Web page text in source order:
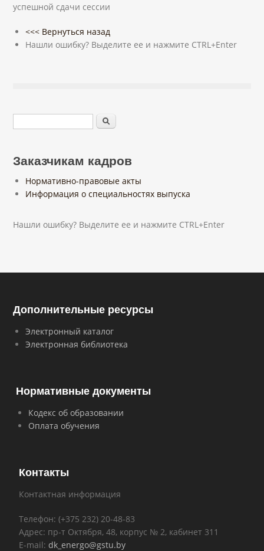
успешной сдачи сессии
<<< Вернуться назад
Нашли ошибку? Выделите ее и нажмите CTRL+Enter
Форма поиска Поиск
Заказчикам кадров
Нормативно-правовые акты
Информация о специальностях выпуска
Нашли ошибку? Выделите ее и нажмите CTRL+Enter
Дополнительные ресурсы
Электронный каталог
Электронная библиотека
Нормативные документы
Кодекс об образовании
Оплата обучения
Контакты
Контактная информация
Телефон: (+375 232) 20-48-83
Адрес: пр-т Октября, 48, корпус № 2, кабинет 311
E-mail:dk_energo@gstu.by